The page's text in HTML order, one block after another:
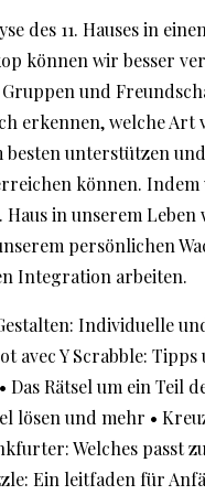
des 11. Hauses in
können wir besser
und
erkennen, welche Art
besten unterstützen
können. Indem
Haus in unserem
persönlichen
Integration arbeiten.
Individuelle
avec Y Scrabble:
Das Rätsel um ein Teil
lösen und mehr •
Welches passt
Ein leitfaden für